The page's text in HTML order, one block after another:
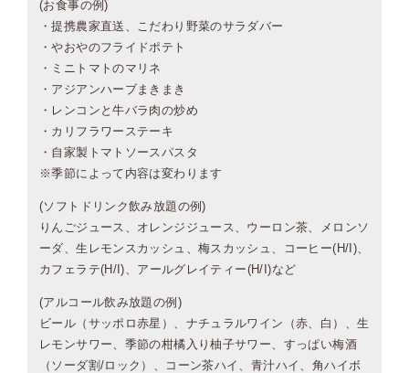
(お食事の例)
・提携農家直送、こだわり野菜のサラダバー
・やおやのフライドポテト
・ミニトマトのマリネ
・アジアンハーブまきまき
・レンコンと牛バラ肉の炒め
・カリフラワーステーキ
・自家製トマトソースパスタ
※季節によって内容は変わります
(ソフトドリンク飲み放題の例)
りんごジュース、オレンジジュース、ウーロン茶、メロンソ
ーダ、生レモンスカッシュ、梅スカッシュ、コーヒー(H/I)、
カフェラテ(H/I)、アールグレイティー(H/I)など
(アルコール飲み放題の例)
ビール（サッポロ赤星）、ナチュラルワイン（赤、白）、生
レモンサワー、季節の柑橘入り柚子サワー、すっぱい梅酒
（ソーダ割/ロック）、コーン茶ハイ、青汁ハイ、角ハイボ